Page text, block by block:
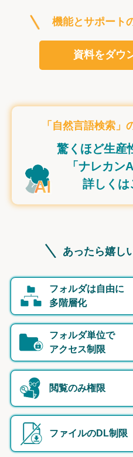
機能とサポート
資料をダウ
「自然言語検索」
驚くほど生産
「ナレカン
詳しくは
あったら嬉し
フォルダは自由に
多階層化
フォルダ単位で
アクセス制限
閲覧のみ権限
ファイルのDL制限